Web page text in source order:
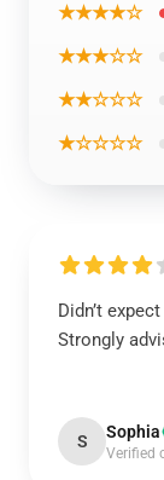
★★★★☆
★★★☆☆
★★☆☆☆
★☆☆☆☆
Didn’t
Strongly
S Sophia
Verified